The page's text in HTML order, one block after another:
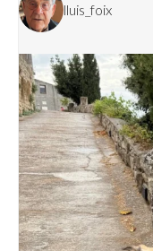
lluis_foix